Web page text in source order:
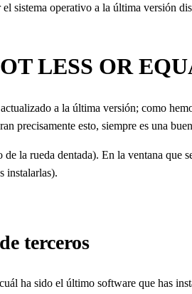
sistema operativo a la última versión
LESS OR
a la última versión; como
precisamente esto, siempre es una
la rueda dentada). En la ventana que
instalarlas).
terceros
ha sido el último software que has